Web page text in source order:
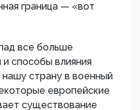
граница — «вот
все больше
и способы влияния
нашу страну в военный
европейские
существование